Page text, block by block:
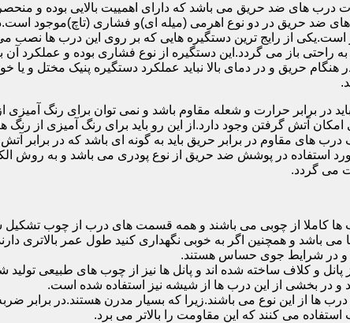
درب های ضد حریق می باشد که دارای اهمییت بالایی بوده و
ضد حریق در دو نوع اهرمی (میله ای)و فشاری (تاچ)موجود
است.یکی از رایج ترین دستگیره هایی که بر روی این درب ها نصب
راحتی باز می گردد.این دستگیره از نوع فشاری بوده و عملکرد
حریق و در دمای بالا نباید عملکرد دستگیره پنیک مختل و یا خود
در برابر حرارت و شعله مقاوم باشد و نمی توان برای رنگ
آتش گرفتن وجود دارد.از این رو باید برای رنگ آمیزی از
درب های مقاوم در برابر حریق باید به گونه ای باشد که در برابر
مورد استفاده در پوشش ضد حریق از نوع پودری می باشد و به روش
می گردد.
ها کاملا از چوبی می باشند و همه قسمت های درب از چوب تشکیل
می باشد و همچنین اگر به خوبی نگهداری کنید طول عمر بالاتری
و در شرایط جوی حساس هستند.
پانل و کلاف ساخته شده اند و پانل ها نیز از چوب های طبیعی تولید
در بخشی از این درب ها از شیشه نیز استفاده شده است.
ها از این نوع می باشند.زیرا که بسیار مدرن هستند.در برابر ضربه
می کنند که این مقاومت را بالاتر می برد.